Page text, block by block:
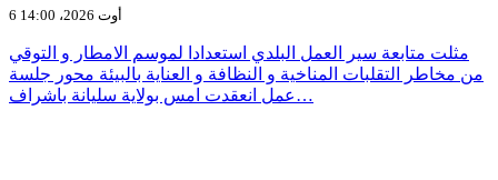
6 أوت 2026، 14:00
مثلت متابعة سير العمل البلدي استعدادا لموسم الامطار و التوقي
من مخاطر التقلبات المناخية و النظافة و العناية بالبيئة محور جلسة
عمل انعقدت امس بولاية سليانة باشراف…